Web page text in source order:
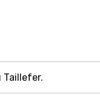
Taillefer.